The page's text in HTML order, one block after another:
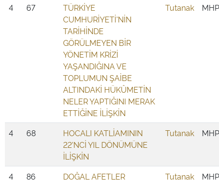
4 67
TÜRKİYE
CUMHURİYETİ'NİN
TARİHİNDE
GÖRÜLMEYEN BİR
YÖNETİM KRİZİ
YAŞANDIĞINA VE
TOPLUMUN ŞAİBE
ALTINDAKİ HÜKÛMETİN
NELER YAPTIĞINI MERAK
ETTİĞİNE İLİŞKİN
Tutanak MHP
4 68
HOCALI KATLİAMININ
22'NCİ YIL DÖNÜMÜNE
İLİŞKİN
Tutanak MHP
4 86
DOĞAL AFETLER
Tutanak MHP